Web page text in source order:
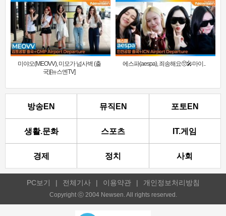
미야오(MEOVV), 미모가 넘사벽 (출
국)[뉴스엔TV]
에스파(aespa), 죄송해요🥺🎤마이..
방송EN 뮤직EN 포토EN
생활.문화 스포츠 IT.게임
경제 정치 사회
PC보기 | 전체기사 | 이용약관 | 개인정보처리방침
Copyright ⓒ 2004 Newsen. All rights reserved.